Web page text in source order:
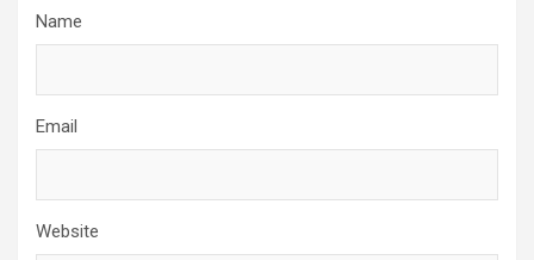
Name
Email
Website